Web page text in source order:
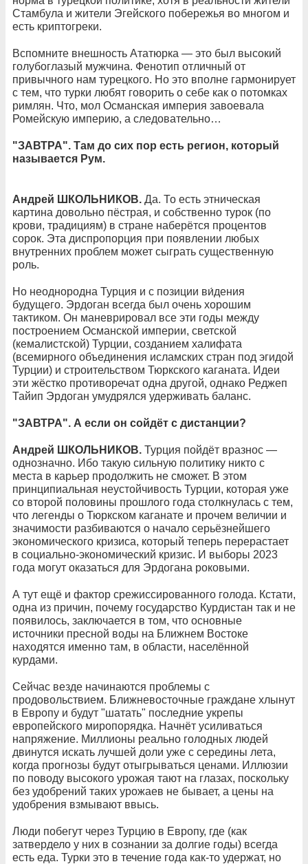
Стамбула и жители Эгейского побережья во многом и
есть криптогреки.
Вспомните внешность Ататюрка — это был высокий
голубоглазый мужчина. Фенотип отличный от
привычного нам турецкого. Но это вполне гармонирует
с тем, что турки любят говорить о себе как о потомках
римлян. Что, мол Османская империя завоевала
Ромейскую империю, а следовательно…
"ЗАВТРА". Там до сих пор есть регион, который
называется Рум.
Андрей ШКОЛЬНИКОВ. Да. То есть этническая
картина довольно пёстрая, и собственно турок (по
крови, традициям) в стране наберётся процентов
сорок. Эта диспропорция при появлении любых
внутренних проблем может сыграть существенную
роль.
Но неоднородна Турция и с позиции ви́дения
будущего. Эрдоган всегда был очень хорошим
тактиком. Он маневрировал все эти годы между
построением Османской империи, светской
(кемалистской) Турции, созданием халифата
(всемирного объединения исламских стран под эгидой
Турции) и строительством Тюркского каганата. Идеи
эти жёстко противоречат одна другой, однако Реджеп
Тайип Эрдоган умудрялся удерживать баланс.
"ЗАВТРА". А если он сойдёт с дистанции?
Андрей ШКОЛЬНИКОВ. Турция пойдёт вразнос —
однозначно. Ибо такую сильную политику никто с
места в карьер продолжить не сможет. В этом
принципиальная неустойчивость Турции, которая уже
со второй половины прошлого года столкнулась с тем,
что легенды о Тюркском каганате и прочем величии и
значимости разбиваются о начало серьёзнейшего
экономического кризиса, который теперь перерастает
в социально-экономический кризис. И выборы 2023
года могут оказаться для Эрдогана роковыми.
А тут ещё и фактор срежиссированного голода. Кстати,
одна из причин, почему государство Курдистан так и не
появилось, заключается в том, что основные
источники пресной воды на Ближнем Востоке
находятся именно там, в области, населённой
курдами.
Сейчас везде начинаются проблемы с
продовольствием. Ближневосточные граждане хлынут
в Европу и будут "шатать" последние укрепы
европейского миропорядка. Начнёт усиливаться
напряжение. Миллионы реально голодных людей
двинутся искать лучшей доли уже с середины лета,
когда прогнозы будут отыгрываться ценами. Иллюзии
по поводу высокого урожая тают на глазах, поскольку
без удобрений таких урожаев не бывает, а цены на
удобрения взмывают ввысь.
Люди побегут через Турцию в Европу, где (как
затвердело у них в сознании за долгие годы) всегда
есть еда. Турки это в течение года как-то удержат, но